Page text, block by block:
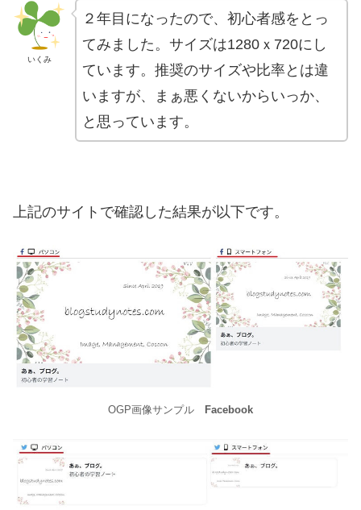
いくみ
２年目になったので、初心者感をとっ
てみました。サイズは1280ｘ720にし
ています。推奨のサイズや比率とは違
いますが、まぁ悪くないからいっか、
と思っています。
上記のサイトで確認した結果が以下です。
OGP画像サンプル Facebook